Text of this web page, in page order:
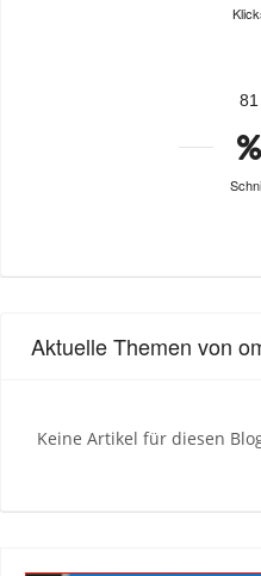
81
Aktuelle Themen von
Keine Artikel für diesen